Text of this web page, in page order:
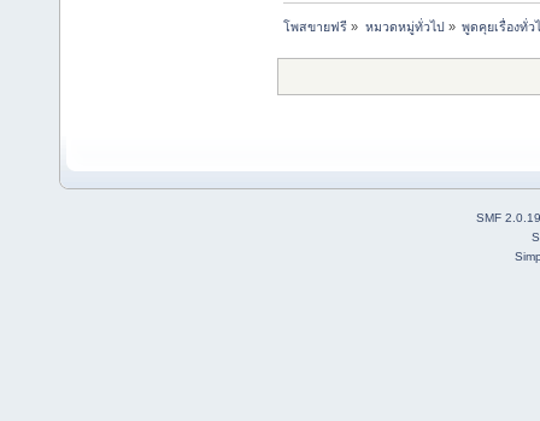
โพสขายฟรี » หมวดหมู่ทั่วไป » พูดคุยเรื่องทั่ว
SMF 2.0.19